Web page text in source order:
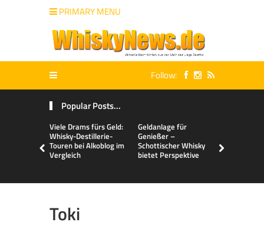
PRIMARY MENU
Follow:
Popular Posts...
Viele Drams fürs Geld:
Whisky-Destillerie-
Touren bei Alkoblog im
Vergleich
Geldanlage für
Genießer –
Schottischer Whisky
bietet Perspektive
Toki